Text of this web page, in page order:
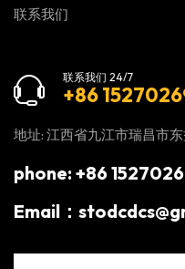
联系我们
联系我们 24/7
+86
地址: 江西省九江市瑞昌市
phone: +86
Email：